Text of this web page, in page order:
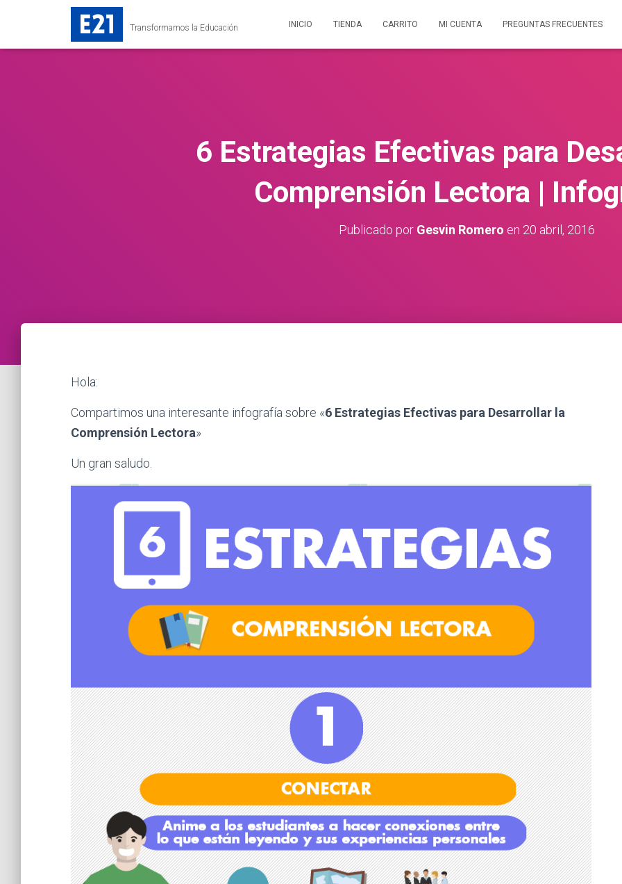
Transformamos la Educación INICIO TIENDA CARRITO MI CUENTA PREGUNTAS FRECUENTES
6 Estrategias Efectivas para
Comprensión Lectora |
Publicado por Gesvin Romero en 20 abril, 2016
Hola:
Compartimos una interesante infografía sobre «6 Estrategias Efectivas para Desarrollar la
Comprensión Lectora»
Un gran saludo.